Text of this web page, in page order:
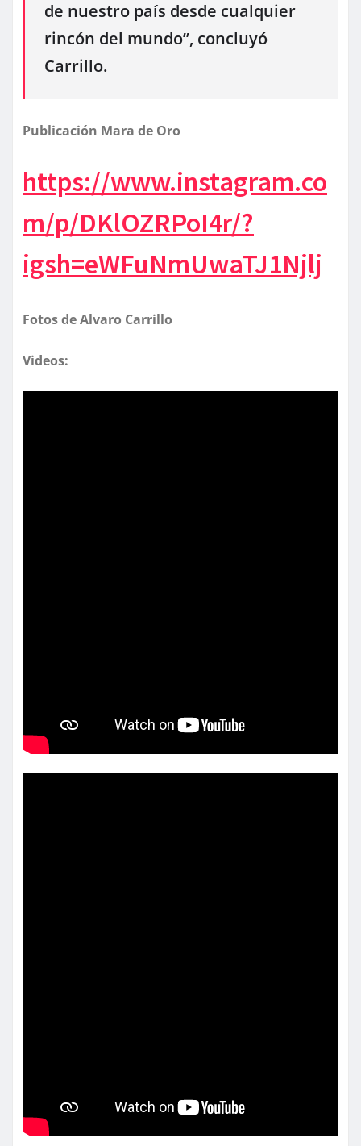
de nuestro país desde cualquier
rincón del mundo”, concluyó
Carrillo.
Publicación Mara de Oro
https://www.instagram.co
m/p/DKlOZRPoI4r/?
igsh=eWFuNmUwaTJ1Njlj
Fotos de Alvaro Carrillo
Videos: